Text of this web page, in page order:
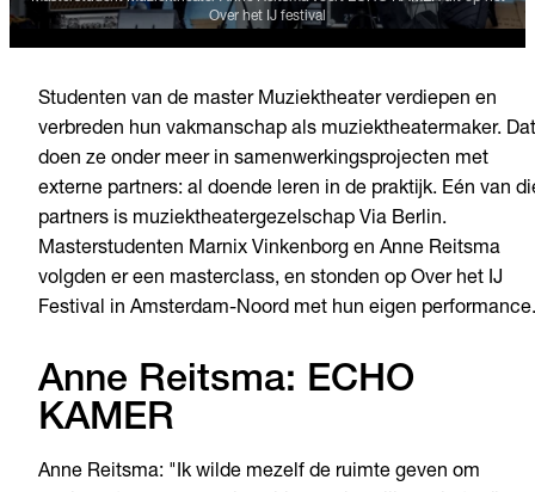
Over het IJ festival
Studenten van de master Muziektheater verdiepen en
verbreden hun vakmanschap als muziektheatermaker. Dat
doen ze onder meer in samenwerkingsprojecten met
externe partners: al doende leren in de praktijk. Eén van
partners is muziektheatergezelschap Via Berlin.
Masterstudenten Marnix Vinkenborg en Anne Reitsma
volgden er een masterclass, en stonden op Over het IJ
Festival in Amsterdam-Noord met hun eigen performance.
Anne Reitsma: ECHO
KAMER
Anne Reitsma: "Ik wilde mezelf de ruimte geven om